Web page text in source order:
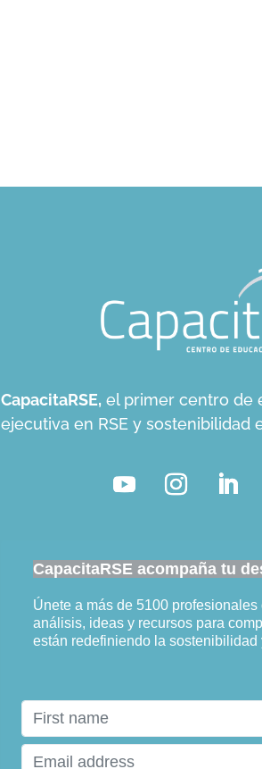
CapacitaRSE, el primer centro de
ejecutiva en RSE y sostenibilidad
CapacitaRSE acompaña tu
Únete a más de 5100
análisis, ideas y recursos para
están redefiniendo la sostenibilidad